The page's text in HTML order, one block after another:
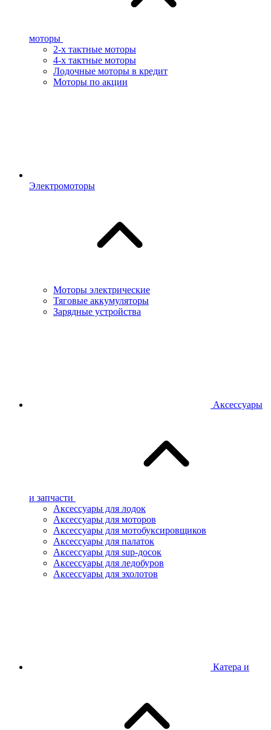
моторы
2-х тактные моторы
4-х тактные моторы
Лодочные моторы в кредит
Моторы по акции
Электромоторы
Моторы электрические
Тяговые аккумуляторы
Зарядные устройства
Аксессуары
и запчасти
Аксессуары для лодок
Аксессуары для моторов
Аксессуары для мотобуксировщиков
Аксессуары для палаток
Аксессуары для sup-досок
Аксессуары для ледобуров
Аксессуары для эхолотов
Катера и